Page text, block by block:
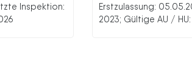
Inspektion:
Erstzulassung:
2023; Gültige AU /